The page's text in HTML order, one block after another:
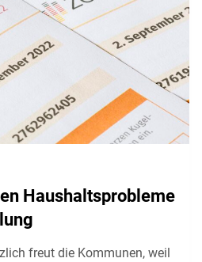
Haushaltsprobleme
freut die Kommunen, weil